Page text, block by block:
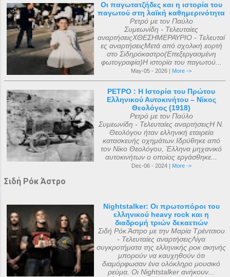
Οι παγωτατζήδες και η ιστορία του
παγωτού στη λαϊκή καθημερινότητα
Ρετρό με τον Παύλο
Συμεωνίδη - Τελευταίες
αναρτήσειςΧΘΕΣΗΜΕΡΑΥΡΙΟ - Τελευταί
ες αναρτήσειςΜετά από σχολική εορτή
στο Σιδηρόκαστρο(Επεξεργασμένη
φωτογραφία)Η ιστορία του παγωτού...
May-05 - 2026 | More ->
ΡΕΤΡΟ : Η Ιστορία του Πρώτου
Ελληνικού Αυτοκινήτου – Νίκος
Θεολόγος (1918)
Ρετρό με τον Παύλο
Συμεωνίδη - Τελευταίες αναρτήσειςΗ Ν.
Θεολόγου ήταν ελληνική εταιρεία
κατασκευής οχημάτων.Ιδρύθηκε από
τον Νίκο Θεολόγου, Έλληνα μηχανικό
αυτοκινήτων ο οποίος εργάσθηκε...
Dec-06 - 2024 | More ->
Σιδή Ρόκ Άστρο
Nightstalker: Οι πρωτοπόροι του
ελληνικού heavy rock και η
διαδρομή τριών δεκαετιών
Σιδή Ρόκ Άστρο με την Μαρία Τρέντσιου
- Τελευταίες αναρτήσειςΛίγα
συγκροτήματα της ελληνικής ροκ σκηνής
μπορούν να καυχηθούν ότι
διαμόρφωσαν ένα ολόκληρο μουσικό
ρεύμα. Οι Nightstalker ανήκουν...